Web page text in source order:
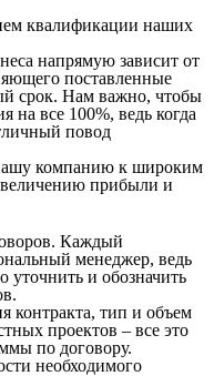
квалификации наших
напрямую зависит от
поставленные
срок. Нам важно, чтобы
все 100%, ведь когда
повод
компанию к широким
прибыли и
Каждый
менеджер, ведь
уточнить и обозначить
контракта, тип и объем
проектов – все это
по договору.
необходимого